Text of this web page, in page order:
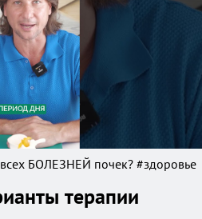
БОЛЕЗНЕЙ почек? #здоровье
терапии